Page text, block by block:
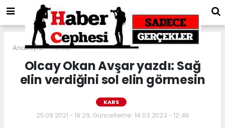
Anasayfa KARS
Olcay Okan Avşar yazdı: Sağ
elin verdiğini sol elin görmesin
KARS
25.09.2021 - 19:29, Güncelleme: 14.03.2023 - 12:49